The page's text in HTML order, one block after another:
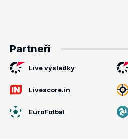
Partneři
Live výsledky
Livescore.in
EuroFotbal